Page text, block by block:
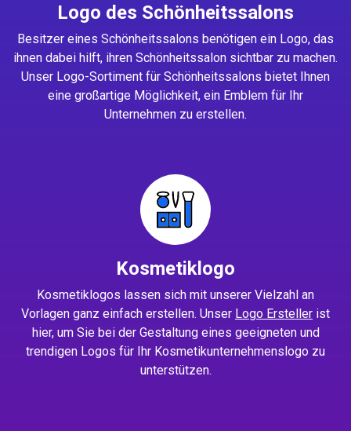
Logo des Schönheitssalons
Besitzer eines Schönheitssalons benötigen ein Logo, das
ihnen dabei hilft, ihren Schönheitssalon sichtbar zu machen.
Unser Logo-Sortiment für Schönheitssalons bietet Ihnen
eine großartige Möglichkeit, ein Emblem für Ihr
Unternehmen zu erstellen.
Kosmetiklogo
Kosmetiklogos lassen sich mit unserer Vielzahl an
Vorlagen ganz einfach erstellen. Unser Logo Ersteller ist
hier, um Sie bei der Gestaltung eines geeigneten und
trendigen Logos für Ihr Kosmetikunternehmenslogo zu
unterstützen.